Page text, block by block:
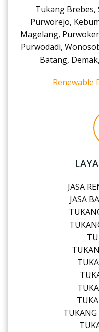
Tukang Brebes,
Purworejo,
Magelang,
Purwodadi,
Batang,
Renewable
JASA
JASA